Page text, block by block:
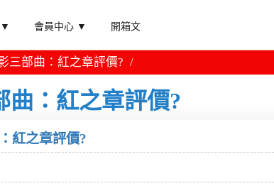
會員中心 ▼ 開箱文
三部曲：紅之章評價?
曲：紅之章評價?
紅之章評價?